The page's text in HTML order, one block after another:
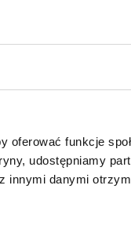
funkcje
udostępniamy
innymi danymi
większą ilość?